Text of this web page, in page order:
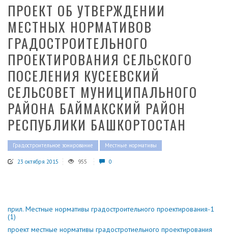
ПРОЕКТ ОБ УТВЕРЖДЕНИИ
МЕСТНЫХ НОРМАТИВОВ
ГРАДОСТРОИТЕЛЬНОГО
ПРОЕКТИРОВАНИЯ СЕЛЬСКОГО
ПОСЕЛЕНИЯ КУСЕЕВСКИЙ
СЕЛЬСОВЕТ МУНИЦИПАЛЬНОГО
РАЙОНА БАЙМАКСКИЙ РАЙОН
РЕСПУБЛИКИ БАШКОРТОСТАН
Градостроительное зонирование Местные нормативы
23 октября 2015 955 0
прил. Местные нормативы градостроительного проектирования-1
(1)
проект местные нормативы градостротиельного проектирования